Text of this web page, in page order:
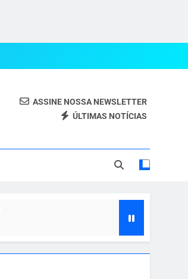
ASSINE NOSSA NEWSLETTER
ÚLTIMAS NOTÍCIAS